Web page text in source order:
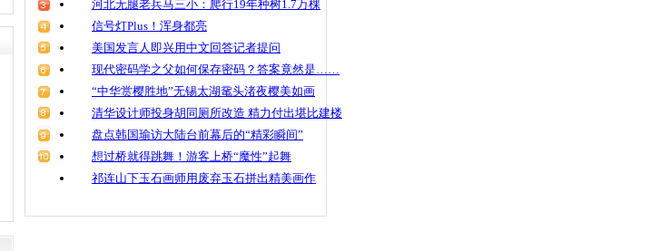
河北无腿老兵马三小：爬行19年种树1.7万棵
信号灯Plus！浑身都亮
美国发言人即兴用中文回答记者提问
现代密码学之父如何保存密码？答案竟然是……
“中华赏樱胜地”无锡太湖鼋头渚夜樱美如画
清华设计师投身胡同厕所改造 精力付出堪比建楼
盘点韩国瑜访大陆台前幕后的“精彩瞬间”
想过桥就得跳舞！游客上桥“魔性”起舞
祁连山下玉石画师用废弃玉石拼出精美画作